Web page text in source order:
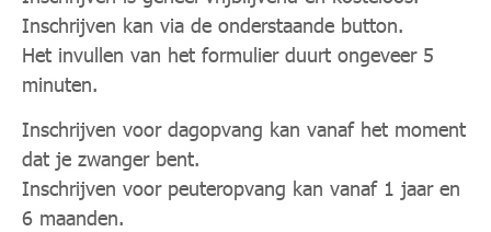
Inschrijven kan via de onderstaande button.
Het invullen van het formulier duurt ongeveer 5
minuten.
Inschrijven voor dagopvang kan vanaf het moment
dat je zwanger bent.
Inschrijven voor peuteropvang kan vanaf 1 jaar en
6 maanden.